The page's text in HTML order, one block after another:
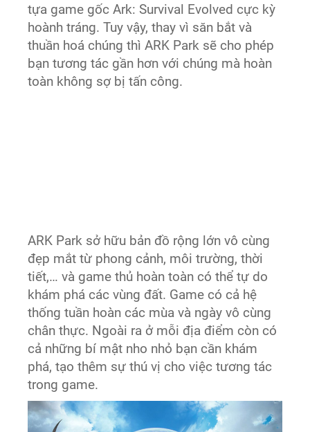
tựa game gốc Ark: Survival Evolved cực kỳ
hoành tráng. Tuy vậy, thay vì săn bắt và
thuần hoá chúng thì ARK Park sẽ cho phép
bạn tương tác gần hơn với chúng mà hoàn
toàn không sợ bị tấn công.
ARK Park sở hữu bản đồ rộng lớn vô cùng
đẹp mắt từ phong cảnh, môi trường, thời
tiết,… và game thủ hoàn toàn có thể tự do
khám phá các vùng đất. Game có cả hệ
thống tuần hoàn các mùa và ngày vô cùng
chân thực. Ngoài ra ở mỗi địa điểm còn có
cả những bí mật nho nhỏ bạn cần khám
phá, tạo thêm sự thú vị cho việc tương tác
trong game.